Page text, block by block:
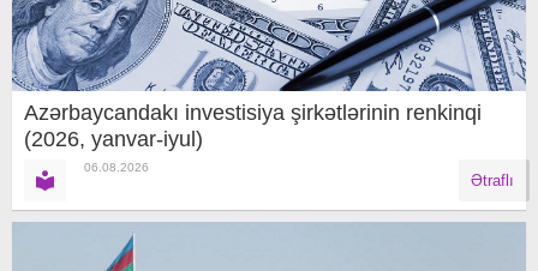
Azərbaycandakı investisiya şirkətlərinin renkinqi
(2026, yanvar-iyul)
06.08.2026
Ətraflı